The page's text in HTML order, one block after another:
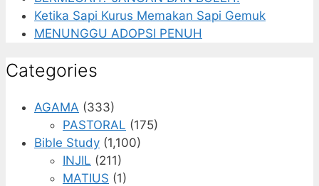
Ketika Sapi Kurus Memakan Sapi Gemuk
MENUNGGU ADOPSI PENUH
Categories
AGAMA (333)
PASTORAL (175)
Bible Study (1,100)
INJIL (211)
MATIUS (1)